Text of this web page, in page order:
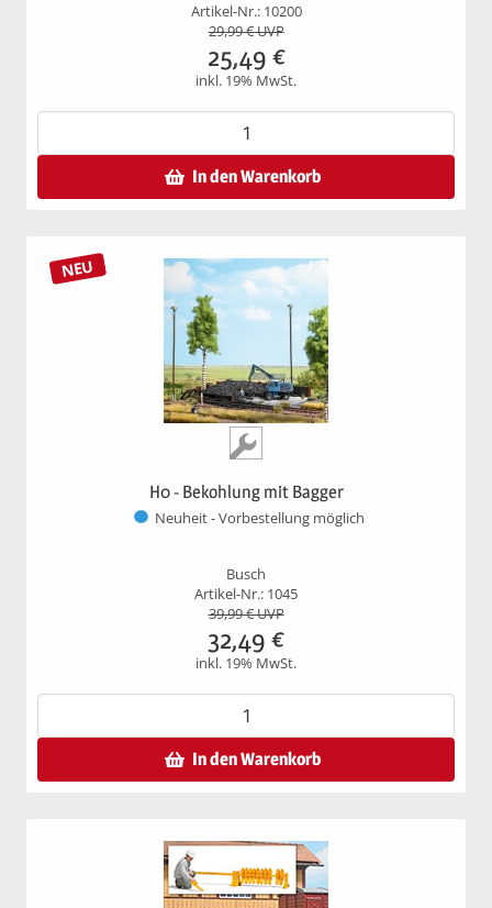
Artikel-Nr.: 10200
29,99€ UVP
25,49 €
inkl. 19% MwSt.
In den Warenkorb
NEU
H0 - Bekohlung mit Bagger
Neuheit - Vorbestellung möglich
Busch
Artikel-Nr.: 1045
39,99€ UVP
32,49 €
inkl. 19% MwSt.
In den Warenkorb